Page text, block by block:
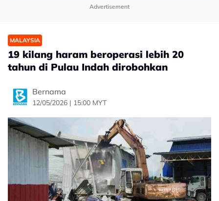
Advertisement
MALAYSIA
19 kilang haram beroperasi lebih 20
tahun di Pulau Indah dirobohkan
Bernama
12/05/2026 | 15:00 MYT